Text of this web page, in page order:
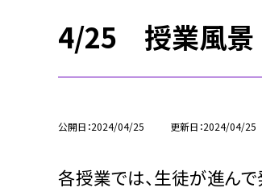
4/25 授業風景
公開日 2024/04/25 更新日 2024/04/25
各授業では、生徒が進ん